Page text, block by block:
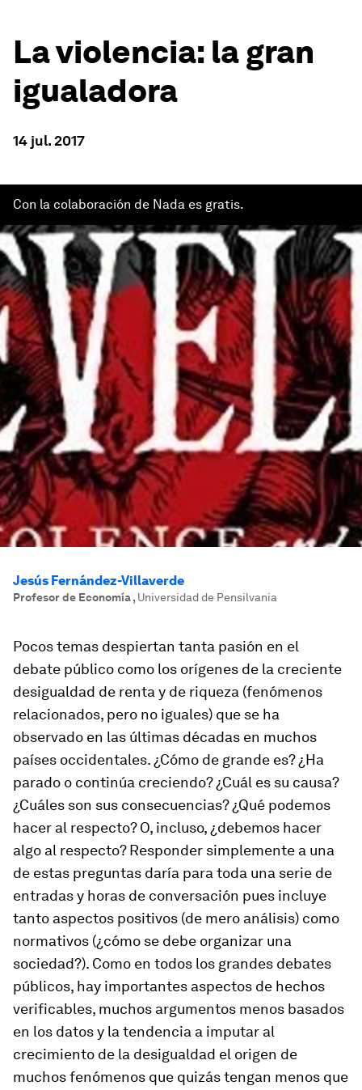
La violencia: la gran
igualadora
14 jul. 2017
Con la colaboración de Nada es gratis.
Jesús Fernández-Villaverde
Profesor de Economía, Universidad de Pensilvania
Pocos temas despiertan tanta pasión en el
debate público como los orígenes de la creciente
desigualdad de renta y de riqueza (fenómenos
relacionados, pero no iguales) que se ha
observado en las últimas décadas en muchos
países occidentales. ¿Cómo de grande es? ¿Ha
parado o continúa creciendo? ¿Cuál es su causa?
¿Cuáles son sus consecuencias? ¿Qué podemos
hacer al respecto? O, incluso, ¿debemos hacer
algo al respecto? Responder simplemente a una
de estas preguntas daría para toda una serie de
entradas y horas de conversación pues incluye
tanto aspectos positivos (de mero análisis) como
normativos (¿cómo se debe organizar una
sociedad?). Como en todos los grandes debates
públicos, hay importantes aspectos de hechos
verificables, muchos argumentos menos basados
en los datos y la tendencia a imputar al
crecimiento de la desigualdad el origen de
muchos fenómenos que quizás tengan menos que